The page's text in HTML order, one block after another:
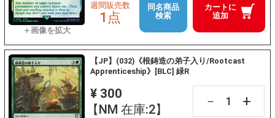
カートに
追加
週間販売数
1点
同名商品
検索
【JP】(032)《根鋳造の弟子入り/Rootcast
Apprenticeship》[BLC] 緑R
¥ 300
【NM 在庫:2】
－ +